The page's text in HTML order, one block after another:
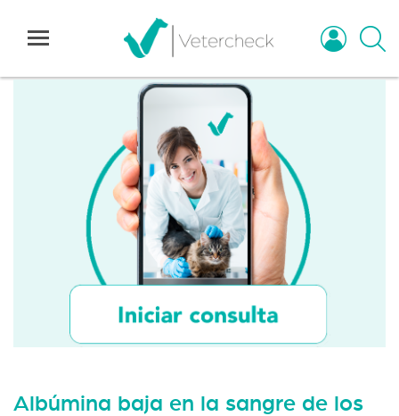
Albúmina baja en la sangre de los